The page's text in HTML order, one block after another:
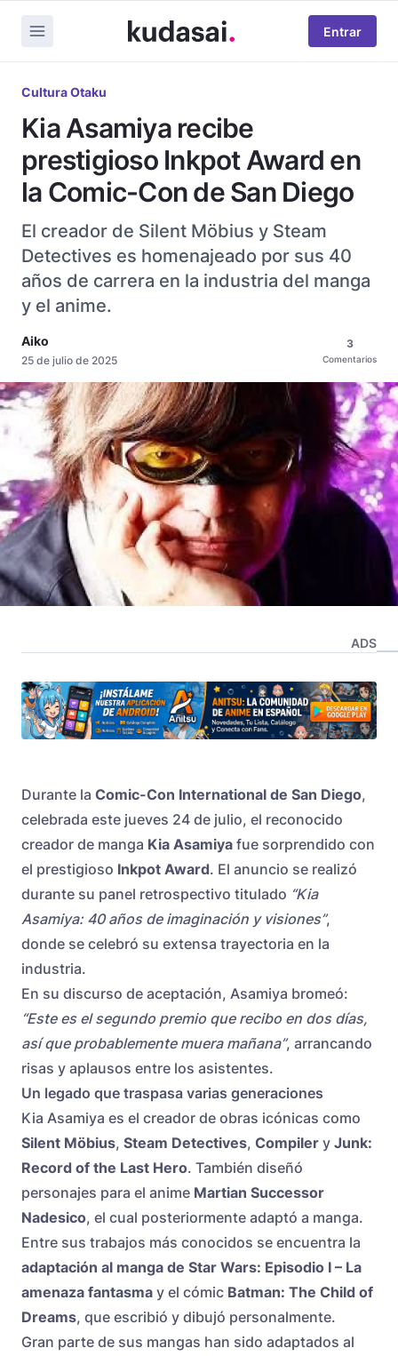
Entrar
Cultura Otaku
Kia Asamiya recibe
prestigioso Inkpot Award en
la Comic-Con de San Diego
El creador de Silent Möbius y Steam
Detectives es homenajeado por sus 40
años de carrera en la industria del manga
y el anime.
Aiko
25 de julio de 2025
3
Comentarios
ADS
Durante la Comic-Con International de San Diego,
celebrada este jueves 24 de julio, el reconocido
creador de manga Kia Asamiya fue sorprendido con
el prestigioso Inkpot Award. El anuncio se realizó
durante su panel retrospectivo titulado “Kia
Asamiya: 40 años de imaginación y visiones”,
donde se celebró su extensa trayectoria en la
industria.
En su discurso de aceptación, Asamiya bromeó:
“Este es el segundo premio que recibo en dos días,
así que probablemente muera mañana”, arrancando
risas y aplausos entre los asistentes.
Un legado que traspasa varias generaciones
Kia Asamiya es el creador de obras icónicas como
Silent Möbius, Steam Detectives, Compiler y Junk:
Record of the Last Hero. También diseñó
personajes para el anime Martian Successor
Nadesico, el cual posteriormente adaptó a manga.
Entre sus trabajos más conocidos se encuentra la
adaptación al manga de Star Wars: Episodio I – La
amenaza fantasma y el cómic Batman: The Child of
Dreams, que escribió y dibujó personalmente.
Gran parte de sus mangas han sido adaptados al